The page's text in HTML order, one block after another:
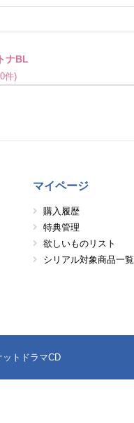
ナBL
件)
マイページ
購入履歴
特典管理
欲しいものリスト
シリアル対象商品一覧
トドラマCD